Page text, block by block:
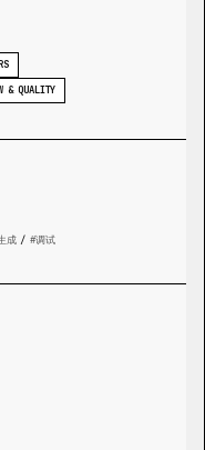
& QUALITY
成 / 调试